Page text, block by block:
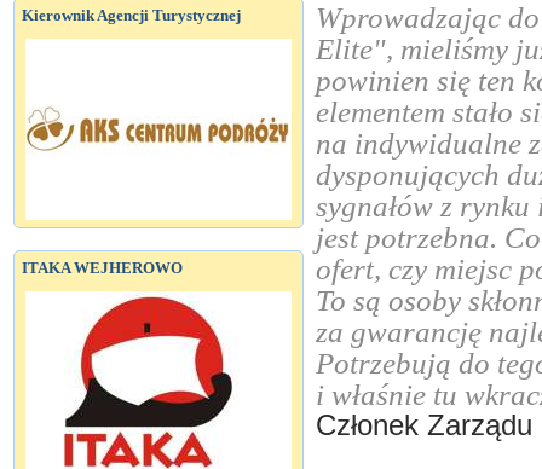
Kierownik Agencji Turystycznej
ITAKA WEJHEROWO
Wprowadzając
Elite", mieliśmy
powinien się ten
elementem stało
na indywidualne
dysponujących
sygnałów z
jest potrzebna.
ofert, czy miejsc
To są osoby
za gwarancję
Potrzebują do
i właśnie tu
Członek